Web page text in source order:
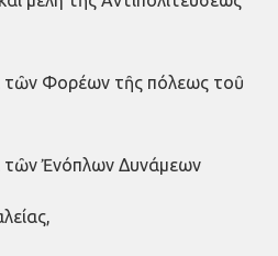
τῶν Φορέων τῆς πόλεως τοῦ
τῶν Ἐνόπλων Δυνάμεων